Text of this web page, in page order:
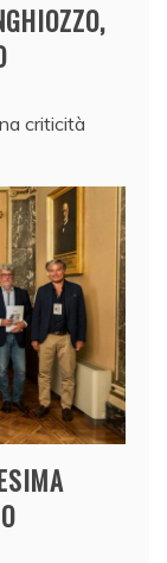
criticità